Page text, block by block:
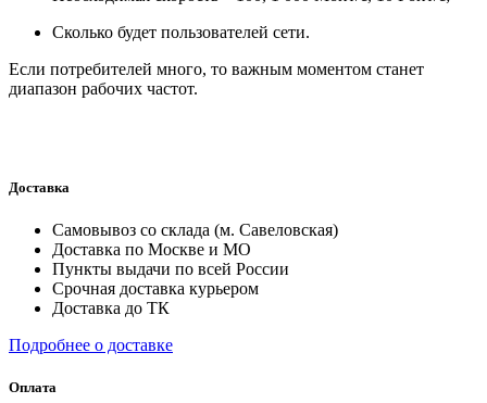
Сколько будет пользователей сети.
Если потребителей много, то важным моментом станет
диапазон рабочих частот.
Доставка
Самовывоз со склада (м. Савеловская)
Доставка по Москве и МО
Пункты выдачи по всей России
Срочная доставка курьером
Доставка до ТК
Подробнее о доставке
Оплата